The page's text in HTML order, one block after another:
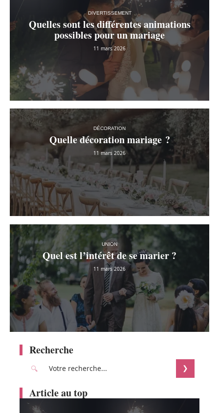
DIVERTISSEMENT
Quelles sont les différentes animations
possibles pour un mariage
11 mars 2026
DÉCORATION
Quelle décoration mariage ?
11 mars 2026
UNION
Quel est l’intérêt de se marier ?
11 mars 2026
Recherche
Article au top